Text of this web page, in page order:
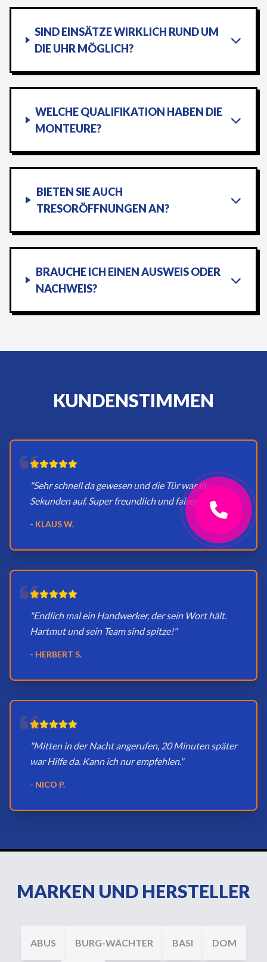
SIND EINSÄTZE WIRKLICH RUND UM
DIE UHR MÖGLICH?
WELCHE QUALIFIKATION HABEN DIE
MONTEURE?
BIETEN SIE AUCH
TRESORÖFFNUNGEN AN?
BRAUCHE ICH EINEN AUSWEIS ODER
NACHWEIS?
KUNDENSTIMMEN
"Sehr schnell da gewesen und die Tür war in
Sekunden auf. Super freundlich und fairer Preis."
- KLAUS W.
"Endlich mal ein Handwerker, der sein Wort hält.
Hartmut und sein Team sind spitze!"
- HERBERT S.
"Mitten in der Nacht angerufen, 20 Minuten später
war Hilfe da. Kann ich nur empfehlen."
- NICO P.
MARKEN UND HERSTELLER
ABUS BURG-WÄCHTER BASI DOM